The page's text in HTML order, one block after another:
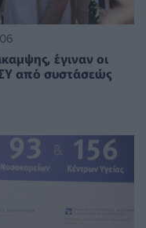
έγιναν οι
από συστάσεώς